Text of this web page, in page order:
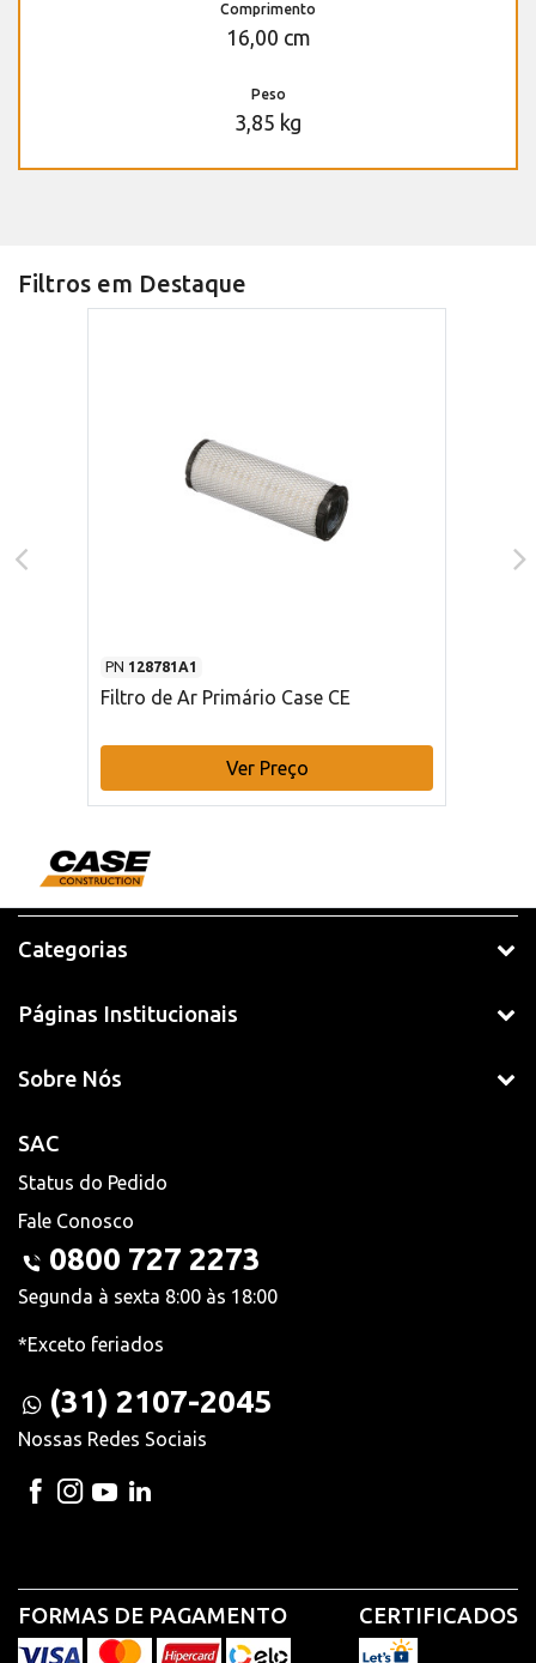
Comprimento
16,00 cm
Peso
3,85 kg
Filtros em Destaque
PN 128781A1
Filtro de Ar Primário Case CE
Ver Preço
Categorias
Páginas Institucionais
Sobre Nós
SAC
Status do Pedido
Fale Conosco
0800 727 2273
Segunda à sexta 8:00 às 18:00
*Exceto feriados
(31) 2107-2045
Nossas Redes Sociais
FORMAS DE PAGAMENTO CERTIFICADOS